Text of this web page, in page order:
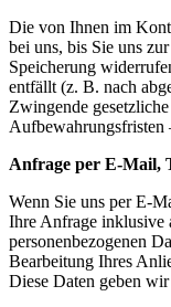
Die von Ihnen im
bei uns, bis Sie uns
Speicherung
entfällt (z. B. nach
Zwingende
Aufbewahrungsfristen
Anfrage per E-Mail,
Wenn Sie uns per E-
Ihre Anfrage inklusive
personenbezogenen
Bearbeitung Ihres
Diese Daten geben